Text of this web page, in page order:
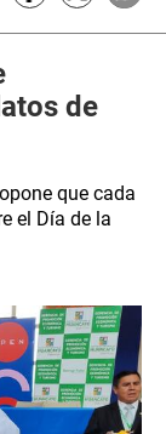
de
que cada
el Día de la